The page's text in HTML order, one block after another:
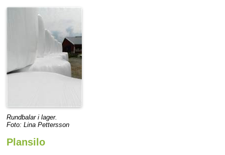
Rundbalar i lager.
Foto: Lina Pettersson
Plansilo